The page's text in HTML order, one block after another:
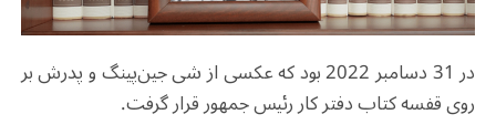
در 31 دسامبر 2022 بود که عکسی از شی جین‌پینگ و پدرش بر
روی قفسه کتاب دفتر کار رئیس ‌جمهور قرار گرفت.